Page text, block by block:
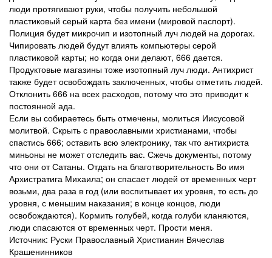
люди протягивают руки, чтобы получить небольшой
пластиковый серый карта без имени (мировой паспорт).
Полиция будет микрочип и изотопный луч людей на дорогах.
Чипировать людей будут влиять компьютеры серой
пластиковой карты; но когда они делают, 666 дается.
Продуктовые магазины тоже изотопный луч люди. Антихрист
также будет освобождать заключенных, чтобы отметить людей.
Отклонить 666 на всех расходов, потому что это приводит к
постоянной ада.
Если вы собираетесь быть отмечены, молиться Иисусовой
молитвой. Скрыть с православными христианами, чтобы
спастись 666; оставить всю электронику, так что антихриста
миньоны не может отследить вас. Сжечь документы, потому
что они от Сатаны. Отдать на благотворительность Во имя
Архистратига Михаила; он спасает людей от временных черт
возьми, два раза в год (или воспитывает их уровня, то есть до
уровня, с меньшим наказания; в конце концов, люди
освобождаются). Кормить голубей, когда голуби кланяются,
люди спасаются от временных черт. Прости меня.
Источник: Руски Православный Христианин Вячеслав
Крашенинников